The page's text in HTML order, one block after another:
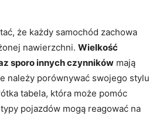
że każdy samochód zachowa‌
nawierzchni. Wielkość
⁢sporo innych czynników mają
należy porównywać ⁤swojego stylu
tabela, która może pomóc
pojazdów⁣ mogą reagować ⁣na